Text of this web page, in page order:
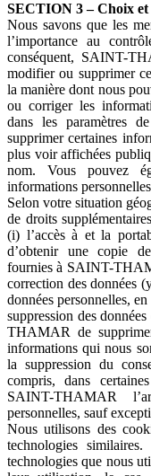
SECTION 3 – Choix
Nous savons que les
l’importance au
conséquent, SAINT-
modifier ou supprimer
la manière dont nous
ou corriger les
dans les paramètres
supprimer certaines
plus voir affichées
nom. Vous pouvez
informations
Selon votre situation
de droits
(i) l’accès à et la
d’obtenir une copie
fournies à SAINT-
correction des données
données personnelles,
suppression des
THAMAR de
informations qui nous
la suppression du
compris, dans
SAINT-THAMAR
personnelles, sauf
Nous utilisons des
technologies
technologies que nous